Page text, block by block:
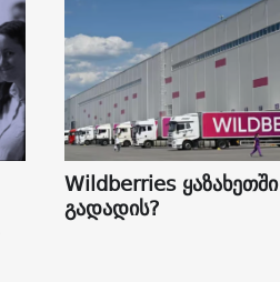
Wildberries ყაზახეთში
გადადის?